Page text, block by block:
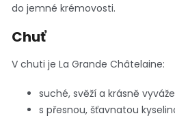
do jemné krémovosti.
Chuť
V chuti je La Grande Châtelaine:
suché, svěží a krásně
s přesnou, šťavnatou